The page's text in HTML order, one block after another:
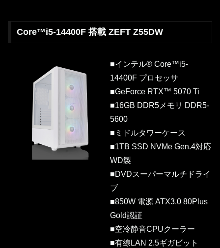
Core™i5-14400F 搭載 ZEFT Z55DW
■インテル® Core™i5-
14400F プロセッサ
■GeForce RTX™ 5070 Ti
■16GB DDR5メモリ DDR5-
5600
■ミドルタワーケース
■1TB SSD NVMe Gen.4対応
WD製
■DVDスーパーマルチドライ
ブ
■850W 電源 ATX3.0 80Plus
Gold認証
■空冷静音CPUクーラー
■有線LAN 2.5ギガビット